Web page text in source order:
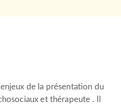
de la présentation du
et thérapeute . Il